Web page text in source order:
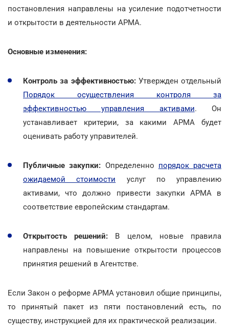
постановления направлены на усиление подотчетности
и открытости в деятельности АРМА.
Основные изменения:
Контроль за эффективностью:Утвержден отдельный
Порядок осуществления контроля за
эффективностью управления активами. Он
устанавливает критерии, за какими АРМА будет
оценивать работу управителей.
Публичные закупки: Определенно порядок расчета
ожидаемой стоимости услуг по управлению
активами, что должно привести закупки АРМА в
соответствие европейским стандартам.
Открытость решений: В целом, новые правила
направлены на повышение открытости процессов
принятия решений в Агентстве.
Если Закон о реформе АРМА установил общие принципы,
то принятый пакет из пяти постановлений есть, по
существу, инструкцией для их практической реализации.